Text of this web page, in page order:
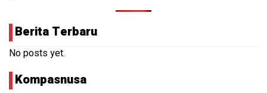
Berita Terbaru
No posts yet.
Kompasnusa